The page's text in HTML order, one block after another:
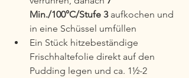
Min./100°C/Stufe 3 aufkochen und
in eine Schüssel umfüllen
Ein Stück hitzebeständige
Frischhaltefolie direkt auf den
Pudding legen und ca. 1½-2